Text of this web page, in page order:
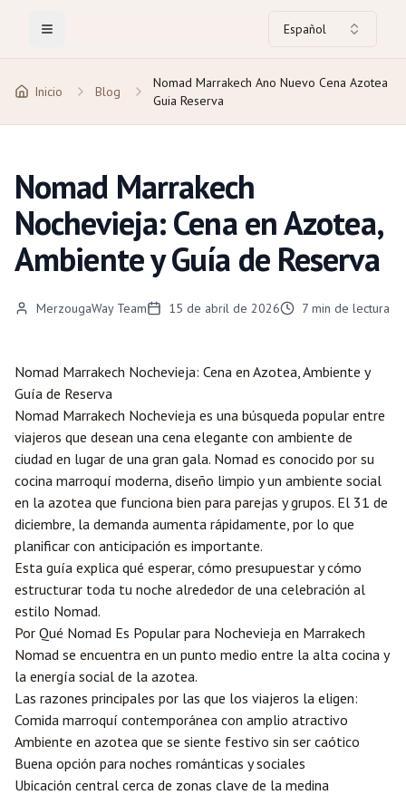
Toggle Menu Español
Inicio Blog
Nomad Marrakech Ano Nuevo Cena Azotea
Guia Reserva
Nomad Marrakech
Nochevieja: Cena en Azotea,
Ambiente y Guía de Reserva
MerzougaWay Team 15 de abril de 2026 7 min de lectura
Nomad Marrakech Nochevieja: Cena en Azotea, Ambiente y
Guía de Reserva
Nomad Marrakech Nochevieja es una búsqueda popular entre
viajeros que desean una cena elegante con ambiente de
ciudad en lugar de una gran gala. Nomad es conocido por su
cocina marroquí moderna, diseño limpio y un ambiente social
en la azotea que funciona bien para parejas y grupos. El 31 de
diciembre, la demanda aumenta rápidamente, por lo que
planificar con anticipación es importante.
Esta guía explica qué esperar, cómo presupuestar y cómo
estructurar toda tu noche alrededor de una celebración al
estilo Nomad.
Por Qué Nomad Es Popular para Nochevieja en Marrakech
Nomad se encuentra en un punto medio entre la alta cocina y
la energía social de la azotea.
Las razones principales por las que los viajeros la eligen:
Comida marroquí contemporánea con amplio atractivo
Ambiente en azotea que se siente festivo sin ser caótico
Buena opción para noches románticas y sociales
Ubicación central cerca de zonas clave de la medina